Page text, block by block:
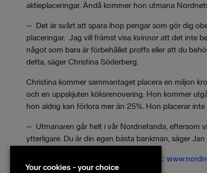
aktieplaceringar. Ändå kommer hon utmana
– Det är svårt att spara ihop pengar som gör dig
placeringar. Jag vill främst visa kvinnor att det inte
något som bara är förbehållet proffs eller att du
detta, säger Christina Söderberg.
Christina kommer sammantaget placera en miljon
och en uppskjuten köksrenovering. Hon kommer
hon aldrig kan förlora mer än 25%. Hon placerar
– Utmanaren går helt i vår Nordnetanda, eftersom
ytterligare. Du är din egen bästa bankman, säger
För att följa ”utmanaren” vänligen besök:
Your cookies - your choice